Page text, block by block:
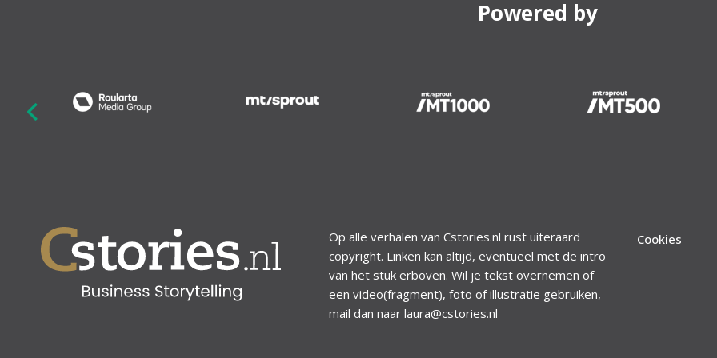
Powered by
Op alle verhalen van Cstories.nl rust uiteraard
copyright. Linken kan altijd, eventueel met de intro
van het stuk erboven. Wil je tekst overnemen of
een video(fragment), foto of illustratie gebruiken,
mail dan naar laura@cstories.nl
Cookies